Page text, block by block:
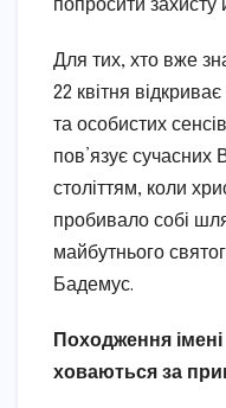
попросити захисту
Для тих, хто вже
22 квітня відкриває
та особистих
пов’язує сучасних
століттям, коли
пробивало собі
майбутнього
Бадемус.
Походження
ховаються за